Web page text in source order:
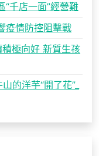
千店一面”經營難
疫情防控阻擊戰
極向好 新質生孩
的洋芋“開了花”_